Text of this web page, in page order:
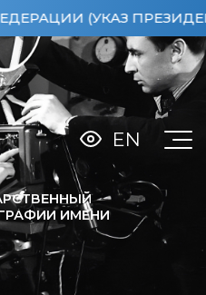
ПРЕЗИДЕНТА РФ
ИМЕНИ
EN